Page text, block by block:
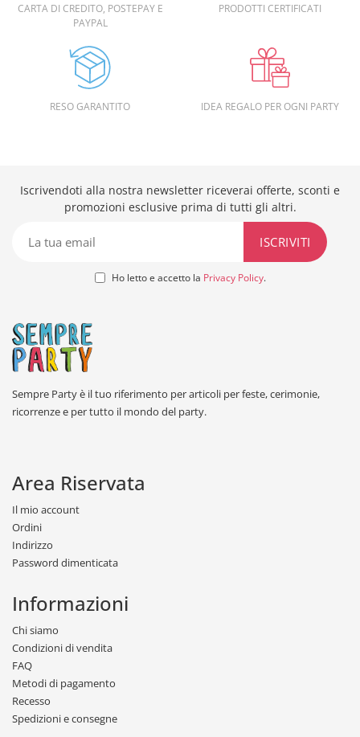
CARTA DI CREDITO, POSTEPAY E
PAYPAL
PRODOTTI CERTIFICATI
RESO GARANTITO IDEA REGALO PER OGNI PARTY
Iscrivendoti alla nostra newsletter riceverai offerte, sconti e
promozioni esclusive prima di tutti gli altri.
Ho letto e accetto la Privacy Policy.
Sempre Party è il tuo riferimento per articoli per feste, cerimonie,
ricorrenze e per tutto il mondo del party.
Area Riservata
Il mio account
Ordini
Indirizzo
Password dimenticata
Informazioni
Chi siamo
Condizioni di vendita
FAQ
Metodi di pagamento
Recesso
Spedizioni e consegne